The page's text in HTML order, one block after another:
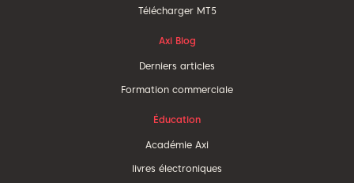
Télécharger MT5
Axi Blog
Derniers articles
Formation commerciale
Éducation
Académie Axi
livres électroniques